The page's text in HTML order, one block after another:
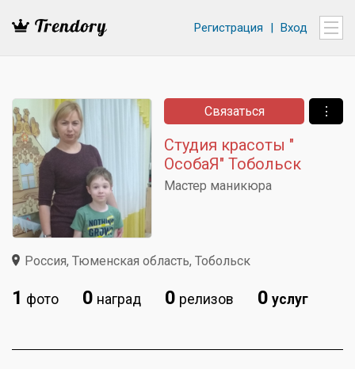
Регистрация | Вход
Мастер маникюра
Студия красоты "
ОсобаЯ" Тобольск
Связаться ⋮
Россия, Тюменская область, Тобольск
1 фото 0 наград 0 релизов 0 услуг